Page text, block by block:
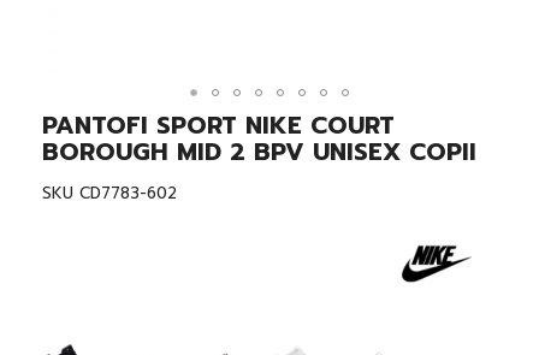
Skip
to
the
beginning
of
PANTOFI SPORT NIKE COURT
BOROUGH MID 2 BPV UNISEX COPII
SKU CD7783-602